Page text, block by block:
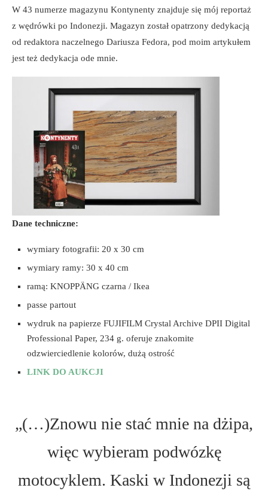
W 43 numerze magazynu Kontynenty znajduje się mój reportaż
z wędrówki po Indonezji. Magazyn został opatrzony dedykacją
od redaktora naczelnego Dariusza Fedora, pod moim artykułem
jest też dedykacja ode mnie.
Dane techniczne:
wymiary fotografii: 20 x 30 cm
wymiary ramy: 30 x 40 cm
ramą: KNOPPÄNG czarna / Ikea
passe partout
wydruk na papierze FUJIFILM Crystal Archive DPII Digital
Professional Paper, 234 g. oferuje znakomite
odzwierciedlenie kolorów, dużą ostrość
LINK DO AUKCJI
„(…)Znowu nie stać mnie na dżipa,
więc wybieram podwózkę
motocyklem. Kaski w Indonezji są